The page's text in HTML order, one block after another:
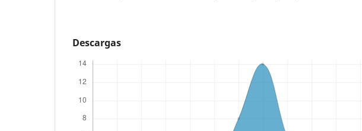
Descargas